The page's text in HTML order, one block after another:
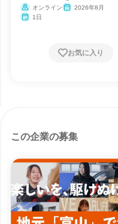
オンライン
2026年8月
1日
お気に入り
この企業の募集